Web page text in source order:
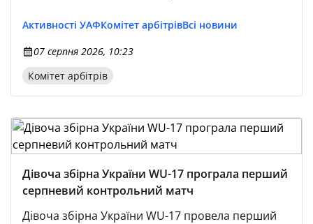
Активності УАФКомітет арбітрівВсі новини
07 серпня 2026, 10:23
Комітет арбітрів
Дівоча збірна України WU-17 програла перший
серпневий контрольний матч
Дівоча збірна України WU-17 провела перший